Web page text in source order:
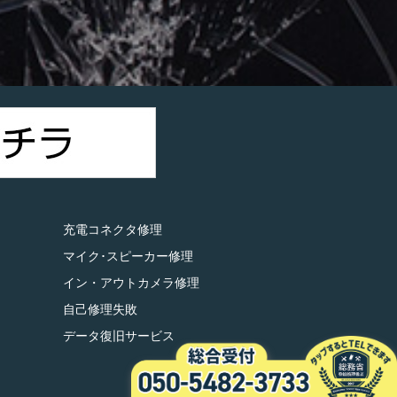
充電コネクタ修理
マイク･スピーカー修理
イン・アウトカメラ修理
自己修理失敗
データ復旧サービス